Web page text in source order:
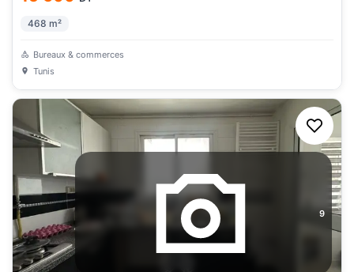
468 m²
Bureaux & commerces
Tunis
9